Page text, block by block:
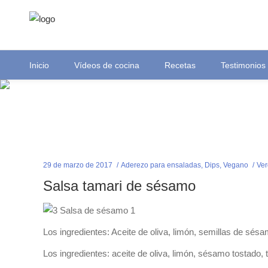
Inicio Vídeos de cocina Recetas Testimonios
29 de marzo de 2017 Aderezo para ensaladas, Dips, Vegano
Salsa tamari de sésamo
Los ingredientes: Aceite de oliva, limón, semillas de
Los ingredientes: aceite de oliva, limón, sésamo